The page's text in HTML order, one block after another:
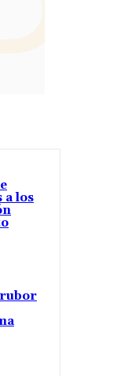
a los
rubor